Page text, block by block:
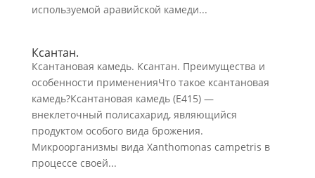
используемой аравийской камеди...
Ксантан.
Ксантановая камедь. Ксантан. Преимущества и
особенности примененияЧто такое ксантановая
камедь?Ксантановая камедь (Е415) —
внеклеточный полисахарид, являющийся
продуктом особого вида брожения.
Микроорганизмы вида Xanthomonas campetris в
процессе своей...